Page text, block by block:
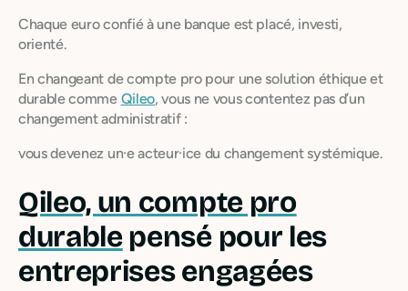
Chaque euro confié à une banque est placé, investi,
orienté.
En changeant de compte pro pour une solution éthique et
durable comme Qileo, vous ne vous contentez pas d’un
changement administratif :
vous devenez un·e acteur·ice du changement systémique.
Qileo, un compte pro
durablepensé pour les
entreprises engagées